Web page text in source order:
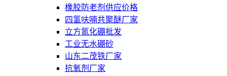
橡胶防老剂供应价格
四氢呋喃共聚醚厂家
立方氮化硼批发
工业无水硼砂
山东二茂铁厂家
抗氧剂厂家